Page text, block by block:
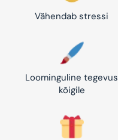
Vähendab stressi
Loominguline tegevus
kõigile